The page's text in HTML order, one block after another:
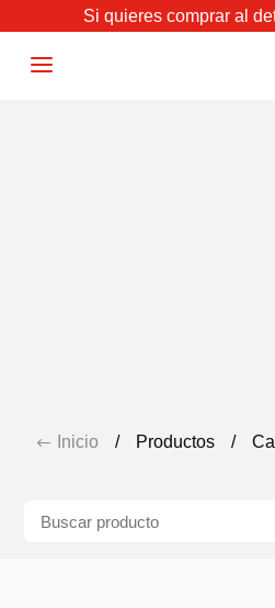
Si quieres comprar al
a
# Inicio / Productos /